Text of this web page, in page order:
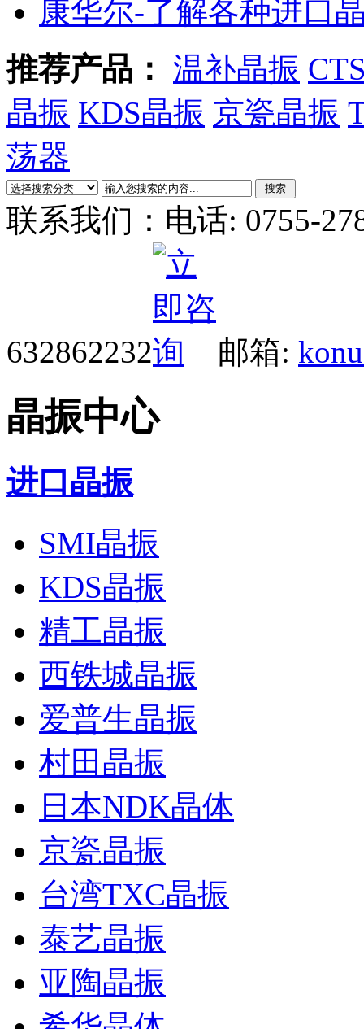
康华尔-了解各种进口
推荐产品： 温补晶振
晶振 KDS晶振 京瓷晶振
荡器
联系我们： 电话: 0755-
632862232 邮箱:
晶振中心
进口晶振
SMI晶振
KDS晶振
精工晶振
西铁城晶振
爱普生晶振
村田晶振
日本NDK晶体
京瓷晶振
台湾TXC晶振
泰艺晶振
亚陶晶振